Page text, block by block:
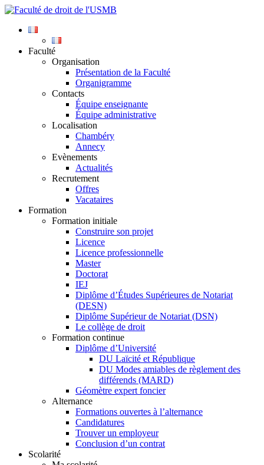
Faculté
Organisation
Présentation de la Faculté
Organigramme
Contacts
Équipe enseignante
Équipe administrative
Localisation
Chambéry
Annecy
Evènements
Actualités
Recrutement
Offres
Vacataires
Formation
Formation initiale
Construire son projet
Licence
Licence professionnelle
Master
Doctorat
IEJ
Diplôme d’Études Supérieures de Notariat
(DESN)
Diplôme Supérieur de Notariat (DSN)
Le collège de droit
Formation continue
Diplôme d’Université
DU Laïcité et République
DU Modes amiables de règlement des
différends (MARD)
Géomètre expert foncier
Alternance
Formations ouvertes à l’alternance
Candidatures
Trouver un employeur
Conclusion d’un contrat
Scolarité